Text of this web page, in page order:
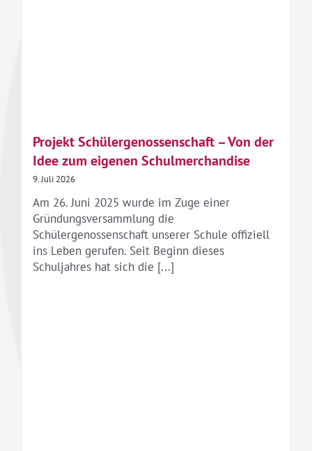
Projekt Schülergenossenschaft – Von der
Idee zum eigenen Schulmerchandise
9. Juli 2026
Am 26. Juni 2025 wurde im Zuge einer
Gründungsversammlung die
Schülergenossenschaft unserer Schule offiziell
ins Leben gerufen. Seit Beginn dieses
Schuljahres hat sich die [...]